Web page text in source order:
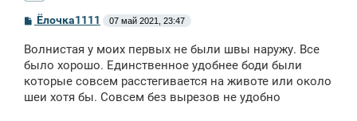
С
б
щ
н
и
Ёлочка1111 07 май 2021, 23:47
Волнистая у моих первых не были швы наружу. Все
было хорошо. Единственное удобнее боди были
которые совсем расстегивается на животе или около
шеи хотя бы. Совсем без вырезов не удобно